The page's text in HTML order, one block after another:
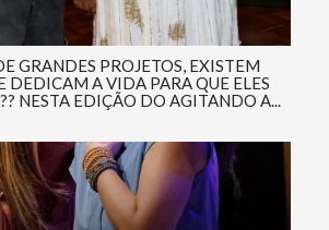
GRANDES PROJETOS, EXISTEM
DEDICAM A VIDA PARA QUE ELES
NESTA EDIÇÃO DO AGITANDO A...